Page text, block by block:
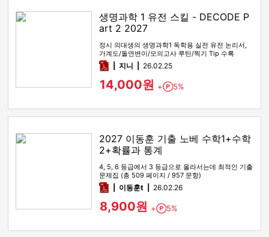
생명과학 1 유전 스킬 - DECODE P
art 2 2027
정시 의대생의 생명과학1 독학용 실전 유전 논리서,
가계도/돌연변이/모의고사 루틴/찍기 Tip 수록
pdf지니 26.02.25
14,000원 + Point
5%
2027 이동훈 기출 노베 수학1+수학
2+확률과 통계
4, 5, 6 등급에서 3 등급으로 올라서는데 최적인 기출
문제집 (총 509 페이지 / 957 문항)
pdf이동훈t 26.02.26
8,900원 + Point
5%